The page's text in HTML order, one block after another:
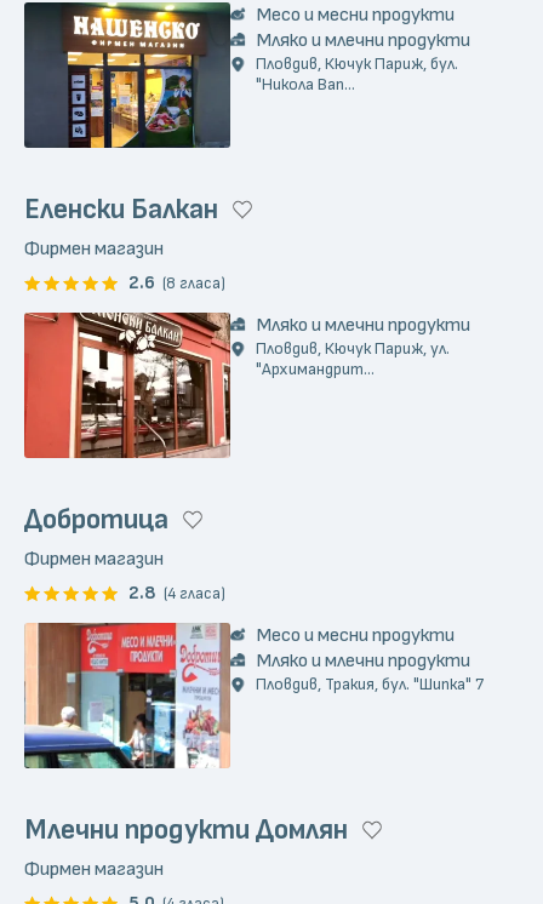
Месо и месни продукти
Мляко и млечни продукти
Пловдив, Кючук Париж, бул.
"Никола Вап...
Еленски Балкан
Фирмен магазин
2.6 (8 гласа)
Мляко и млечни продукти
Пловдив, Кючук Париж, ул.
"Архимандрит...
Добротица
Фирмен магазин
2.8 (4 гласа)
Месо и месни продукти
Мляко и млечни продукти
Пловдив, Тракия, бул. "Шипка" 7
Млечни продукти Домлян
Фирмен магазин